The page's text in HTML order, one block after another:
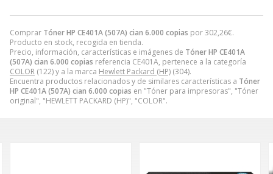
Comprar Tóner HP CE401A (507A) cian 6.000 copias por302,26€.
Producto en stock, recogida en tienda.
Precio, información, características e imágenes de Tóner HP CE401A
(507A) cian 6.000 copias referencia CE401A, pertenece a la categoría
COLOR (122) y a la marca Hewlett Packard (HP) (304).
Encuentra productos relacionados y de similares características a Tóner
HP CE401A (507A) cian 6.000 copias en "Tóner para impresoras", "Tóner
original", "HEWLETT PACKARD (HP)", "COLOR".